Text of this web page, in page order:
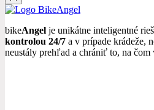
bikeAngel je unikátne inteligentné
kontrolou 24/7 a v prípade krádeže,
neustály prehľad a chrániť to, na čom